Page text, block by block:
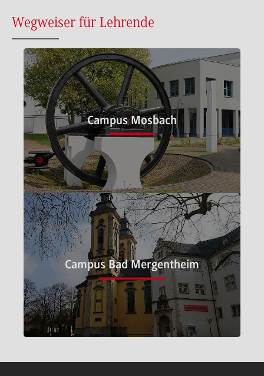
Wegweiser für Lehrende
Campus Mosbach
Mosbach
Campus Bad Mergentheim